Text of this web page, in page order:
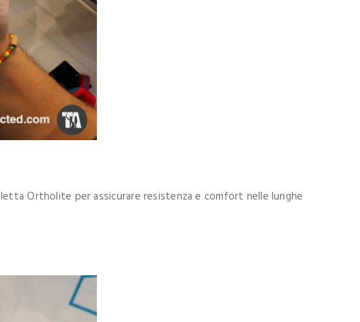
Ortholite per assicurare resistenza e comfort nelle lunghe